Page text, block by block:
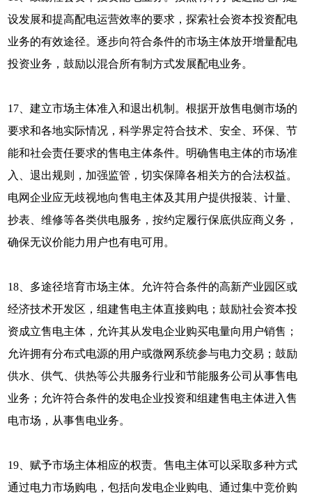
设发展和提高配电运营效率的要求，探索社会资本投资配电
业务的有效途径。逐步向符合条件的市场主体放开增量配电
投资业务，鼓励以混合所有制方式发展配电业务。
17、建立市场主体准入和退出机制。根据开放售电侧市场的
要求和各地实际情况，科学界定符合技术、安全、环保、节
能和社会责任要求的售电主体条件。明确售电主体的市场准
入、退出规则，加强监管，切实保障各相关方的合法权益。
电网企业应无歧视地向售电主体及其用户提供报装、计量、
抄表、维修等各类供电服务，按约定履行保底供应商义务，
确保无议价能力用户也有电可用。
18、多途径培育市场主体。允许符合条件的高新产业园区或
经济技术开发区，组建售电主体直接购电；鼓励社会资本投
资成立售电主体，允许其从发电企业购买电量向用户销售；
允许拥有分布式电源的用户或微网系统参与电力交易；鼓励
供水、供气、供热等公共服务行业和节能服务公司从事售电
业务；允许符合条件的发电企业投资和组建售电主体进入售
电市场，从事售电业务。
19、赋予市场主体相应的权责。售电主体可以采取多种方式
通过电力市场购电，包括向发电企业购电、通过集中竞价购